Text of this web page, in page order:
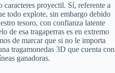
proyectil. Sí, referente a
todo explote, sin embargo debido
tesoro, con confianza latente
de esa tragaperras es en extremo
de marcar que si no le importa
tragamonedas 3D que cuenta con
ganadoras.